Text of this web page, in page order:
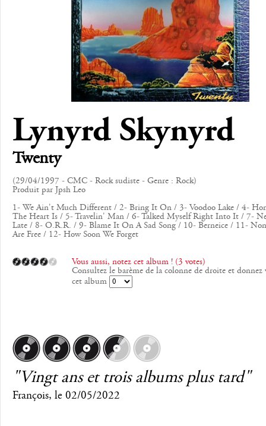
Lynyrd Skynyrd
Twenty
(29/04/1997 - CMC - Rock sudiste - Genre : Rock)
Produit par Jpsh Leo
1- We Ain't Much Different / 2- Bring It On / 3- Voodoo Lake / 4-
The Heart Is / 5- Travelin' Man / 6- Talked Myself Right Into It / 7-
Late / 8- O.R.R. / 9- Blame It On A Sad Song / 10- Berneice / 11-
Are Free / 12- How Soon We Forget
Vous aussi, notez cet album ! (3 votes)
Consultez le barème de la colonne de droite et donnez
cet album
"Vingt ans et trois albums plus tard"
François, le 02/05/2022